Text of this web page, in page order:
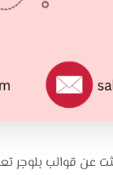
عن قوالب بلوجر